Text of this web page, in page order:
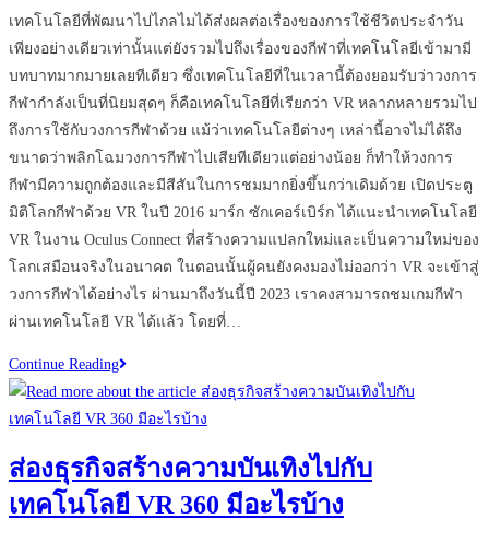
เทคโนโลยีที่พัฒนาไปไกลไมได้ส่งผลต่อเรื่องของการใช้ชีวิตประจำวัน
เพียงอย่างเดียวเท่านั้นแต่ยังรวมไปถึงเรื่องของกีฬาที่เทคโนโลยีเข้ามามี
บทบาทมากมายเลยทีเดียว ซึ่งเทคโนโลยีที่ในเวลานี้ต้องยอมรับว่าวงการ
กีฬากำลังเป็นที่นิยมสุดๆ ก็คือเทคโนโลยีที่เรียกว่า VR หลากหลายรวมไป
ถึงการใช้กับวงการกีฬาด้วย แม้ว่าเทคโนโลยีต่างๆ เหล่านี้อาจไม่ได้ถึง
ขนาดว่าพลิกโฉมวงการกีฬาไปเสียทีเดียวแต่อย่างน้อย ก็ทำให้วงการ
กีฬามีความถูกต้องและมีสีสันในการชมมากยิ่งขึ้นกว่าเดิมด้วย เปิดประตู
มิติโลกกีฬาด้วย VR ในปี 2016 มาร์ก ซักเคอร์เบิร์ก ได้แนะนำเทคโนโลยี
VR ในงาน Oculus Connect ที่สร้างความแปลกใหม่และเป็นความใหม่ของ
โลกเสมือนจริงในอนาคต ในตอนนั้นผู้คนยังคงมองไม่ออกว่า VR จะเข้าสู่
วงการกีฬาได้อย่างไร ผ่านมาถึงวันนี้ปี 2023 เราคงสามารถชมเกมกีฬา
ผ่านเทคโนโลยี VR ได้แล้ว โดยที่…
Continue Readingข้อดี
–
ข้อ
หาก
ใช้
ส่องธุรกิจสร้างความบันเทิงไปกับ
เทคโนโลยี VR 360 มีอะไรบ้าง